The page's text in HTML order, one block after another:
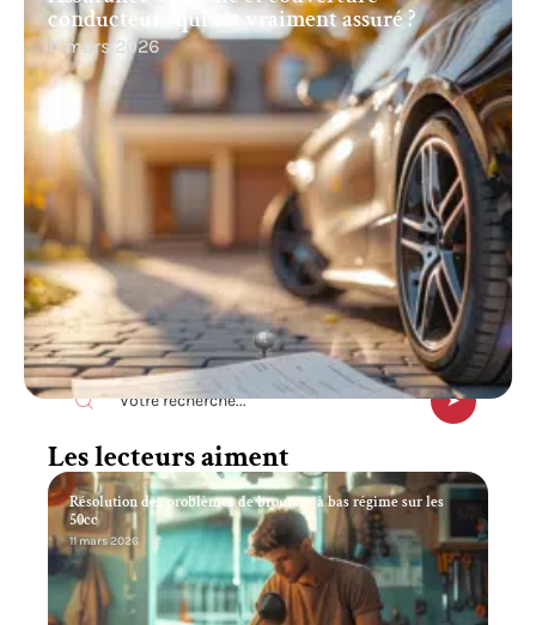
conducteur : qui est vraiment assuré ?
11 mars 2026
Recherche
Les lecteurs aiment
Résolution des problèmes de broutage à bas régime sur les
50cc
11 mars 2026